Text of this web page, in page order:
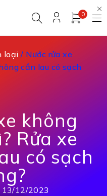
0
loại / Nước rửa xe
cần lau có sạch
không
Rửa xe
có sạch
13/12/2023